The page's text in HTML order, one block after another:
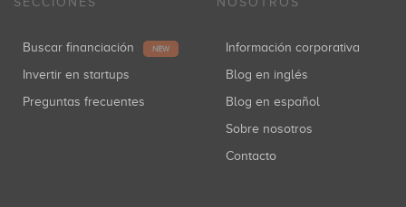
Buscar financiación NEW
Invertir en startups
Preguntas frecuentes
Información corporativa
Blog en inglés
Blog en español
Sobre nosotros
Contacto